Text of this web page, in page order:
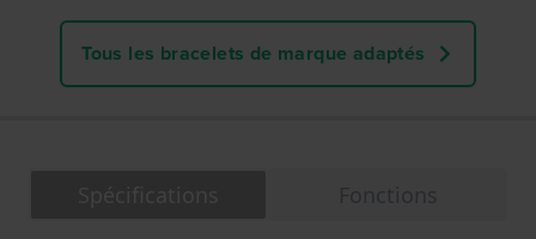
Tous les bracelets de marque adaptés